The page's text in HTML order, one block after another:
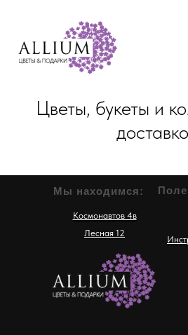
Цветы, букеты и
Лесная 12
Мы находимся:
Космонавтов 4в